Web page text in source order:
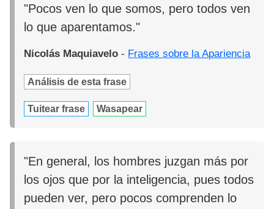
"Pocos ven lo que somos, pero todos ven
lo que aparentamos."
Nicolás Maquiavelo - Frases sobre la Apariencia
Análisis de esta frase
Tuitear frase Wasapear
"En general, los hombres juzgan más por
los ojos que por la inteligencia, pues todos
pueden ver, pero pocos comprenden lo